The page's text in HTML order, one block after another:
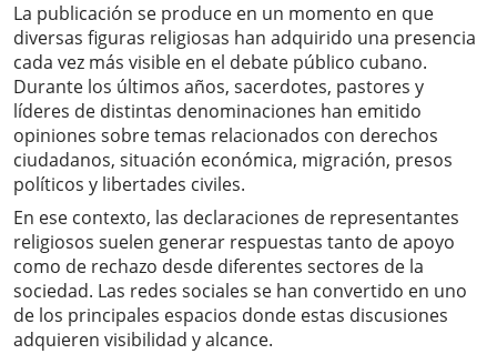
La publicación se produce en un momento en que
diversas figuras religiosas han adquirido una presencia
cada vez más visible en el debate público cubano.
Durante los últimos años, sacerdotes, pastores y
líderes de distintas denominaciones han emitido
opiniones sobre temas relacionados con derechos
ciudadanos, situación económica, migración, presos
políticos y libertades civiles.
En ese contexto, las declaraciones de representantes
religiosos suelen generar respuestas tanto de apoyo
como de rechazo desde diferentes sectores de la
sociedad. Las redes sociales se han convertido en uno
de los principales espacios donde estas discusiones
adquieren visibilidad y alcance.